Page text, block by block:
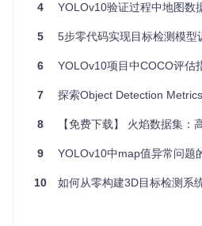
mAP库适用于任何涉及目标检测性
于：
模型训练后验证：对比不同训
竞赛评分标准：如ImageNet或
对比不同算法：快速比较多种
项目特点
易用性: 提供简洁的API，方便集
4 YOLOv10验证过程中地图数
5 5步零代码实现目标检测模型训练：面向
6 YOLOv10项目中COCO评估
7 探索Object Detection Metrics:
8 【免费下载】 火焰数据集：高
9 YOLOv10中map值异常问题
10 如何从零构建3D目标检测系